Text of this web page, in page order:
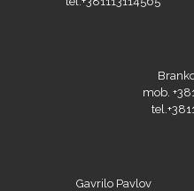
mob.
Gavrilo Pavlov